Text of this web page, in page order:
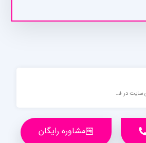
خدمات جامع طراحی سایت در فیروزکوه با وردپرس
مشاوره رایگان